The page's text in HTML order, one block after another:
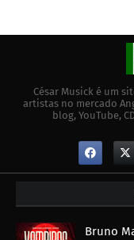
César Musick é um
artistas no mercado
blog, YouTube,
Bruno